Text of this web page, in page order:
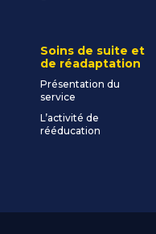
Soins de suite et
de réadaptation
Présentation du
service
L’activité de
rééducation